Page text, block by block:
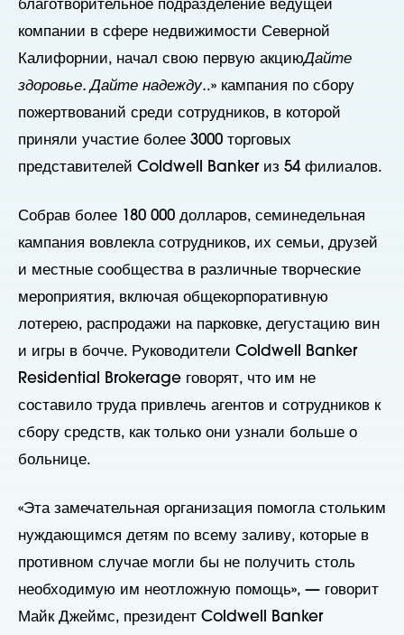
благотворительное подразделение ведущей
компании в сфере недвижимости Северной
Калифорнии, начал свою первую акциюДайте
здоровье. Дайте надежду..» кампания по сбору
пожертвований среди сотрудников, в которой
приняли участие более 3000 торговых
представителей Coldwell Banker из 54 филиалов.
Собрав более 180 000 долларов, семинедельная
кампания вовлекла сотрудников, их семьи, друзей
и местные сообщества в различные творческие
мероприятия, включая общекорпоративную
лотерею, распродажи на парковке, дегустацию вин
и игры в бочче. Руководители Coldwell Banker
Residential Brokerage говорят, что им не
составило труда привлечь агентов и сотрудников к
сбору средств, как только они узнали больше о
больнице.
«Эта замечательная организация помогла стольким
нуждающимся детям по всему заливу, которые в
противном случае могли бы не получить столь
необходимую им неотложную помощь», — говорит
Майк Джеймс, президент Coldwell Banker